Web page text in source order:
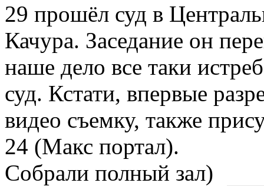
29 прошёл суд в
Качура. Заседание он
наше дело все таки
суд. Кстати, впервые
видео съемку, также
24 (Макс портал).
Собрали полный зал)